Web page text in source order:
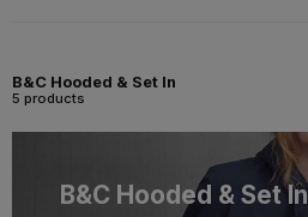
B&C Hooded & Set In
5 products
B&C Hooded & Set In